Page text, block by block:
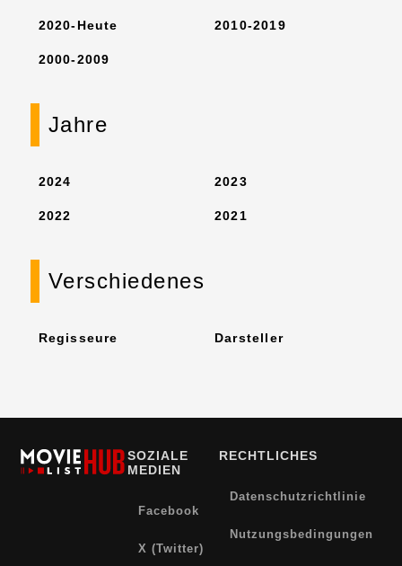
2020-Heute
2000-2009
2010-2019
Jahre
2024
2022
2023
2021
Verschiedenes
Regisseure Darsteller
SOZIALE
MEDIEN
Facebook
X (Twitter)
RECHTLICHES
Datenschutzrichtlinie
Nutzungsbedingungen